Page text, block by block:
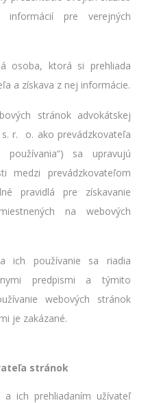
informácií pre verejných
osoba, ktorá si prehliada
a získava z nej informácie.
stránok advokátskej
r. o. ako prevádzkovateľa
sa upravujú
medzi prevádzkovateľom
pravidlá pre získavanie
na webových
ich používanie sa riadia
predpismi a týmito
webových stránok
je zakázané.
stránok
ich prehliadaním užívateľ